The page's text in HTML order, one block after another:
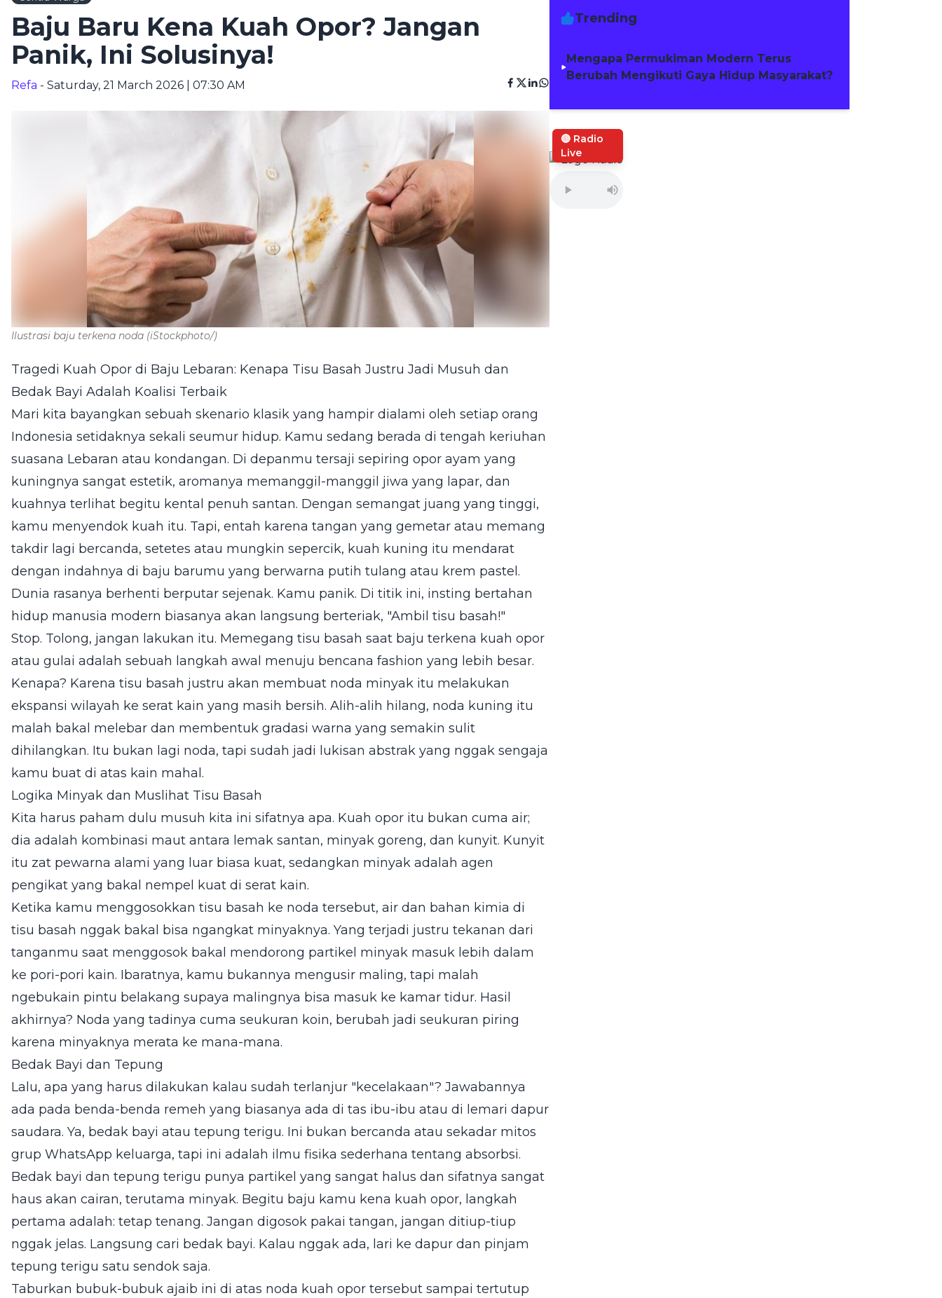
Baju Baru Kena Kuah Opor? Jangan
Panik, Ini Solusinya!
Refa - Saturday, 21 March 2026 | 07:30 AM
Ilustrasi baju terkena noda (iStockphoto/)
Tragedi Kuah Opor di Baju Lebaran: Kenapa Tisu Basah Justru Jadi Musuh dan
Bedak Bayi Adalah Koalisi Terbaik
Mari kita bayangkan sebuah skenario klasik yang hampir dialami oleh setiap orang
Indonesia setidaknya sekali seumur hidup. Kamu sedang berada di tengah keriuhan
suasana Lebaran atau kondangan. Di depanmu tersaji sepiring opor ayam yang
kuningnya sangat estetik, aromanya memanggil-manggil jiwa yang lapar, dan
kuahnya terlihat begitu kental penuh santan. Dengan semangat juang yang tinggi,
kamu menyendok kuah itu. Tapi, entah karena tangan yang gemetar atau memang
takdir lagi bercanda, setetes atau mungkin sepercik, kuah kuning itu mendarat
dengan indahnya di baju barumu yang berwarna putih tulang atau krem pastel.
Dunia rasanya berhenti berputar sejenak. Kamu panik. Di titik ini, insting bertahan
hidup manusia modern biasanya akan langsung berteriak, "Ambil tisu basah!"
Stop. Tolong, jangan lakukan itu. Memegang tisu basah saat baju terkena kuah opor
atau gulai adalah sebuah langkah awal menuju bencana fashion yang lebih besar.
Kenapa? Karena tisu basah justru akan membuat noda minyak itu melakukan
ekspansi wilayah ke serat kain yang masih bersih. Alih-alih hilang, noda kuning itu
malah bakal melebar dan membentuk gradasi warna yang semakin sulit
dihilangkan. Itu bukan lagi noda, tapi sudah jadi lukisan abstrak yang nggak sengaja
kamu buat di atas kain mahal.
Logika Minyak dan Muslihat Tisu Basah
Kita harus paham dulu musuh kita ini sifatnya apa. Kuah opor itu bukan cuma air;
dia adalah kombinasi maut antara lemak santan, minyak goreng, dan kunyit. Kunyit
itu zat pewarna alami yang luar biasa kuat, sedangkan minyak adalah agen
pengikat yang bakal nempel kuat di serat kain.
Ketika kamu menggosokkan tisu basah ke noda tersebut, air dan bahan kimia di
tisu basah nggak bakal bisa ngangkat minyaknya. Yang terjadi justru tekanan dari
tanganmu saat menggosok bakal mendorong partikel minyak masuk lebih dalam
ke pori-pori kain. Ibaratnya, kamu bukannya mengusir maling, tapi malah
ngebukain pintu belakang supaya malingnya bisa masuk ke kamar tidur. Hasil
akhirnya? Noda yang tadinya cuma seukuran koin, berubah jadi seukuran piring
karena minyaknya merata ke mana-mana.
Bedak Bayi dan Tepung
Lalu, apa yang harus dilakukan kalau sudah terlanjur "kecelakaan"? Jawabannya
ada pada benda-benda remeh yang biasanya ada di tas ibu-ibu atau di lemari dapur
saudara. Ya, bedak bayi atau tepung terigu. Ini bukan bercanda atau sekadar mitos
grup WhatsApp keluarga, tapi ini adalah ilmu fisika sederhana tentang absorbsi.
Bedak bayi dan tepung terigu punya partikel yang sangat halus dan sifatnya sangat
haus akan cairan, terutama minyak. Begitu baju kamu kena kuah opor, langkah
pertama adalah: tetap tenang. Jangan digosok pakai tangan, jangan ditiup-tiup
nggak jelas. Langsung cari bedak bayi. Kalau nggak ada, lari ke dapur dan pinjam
tepung terigu satu sendok saja.
Taburkan bubuk-bubuk ajaib ini di atas noda kuah opor tersebut sampai tertutup
Trending
Mengapa Permukiman Modern Terus
Berubah Mengikuti Gaya Hidup Masyarakat?
🔴 Radio
Live